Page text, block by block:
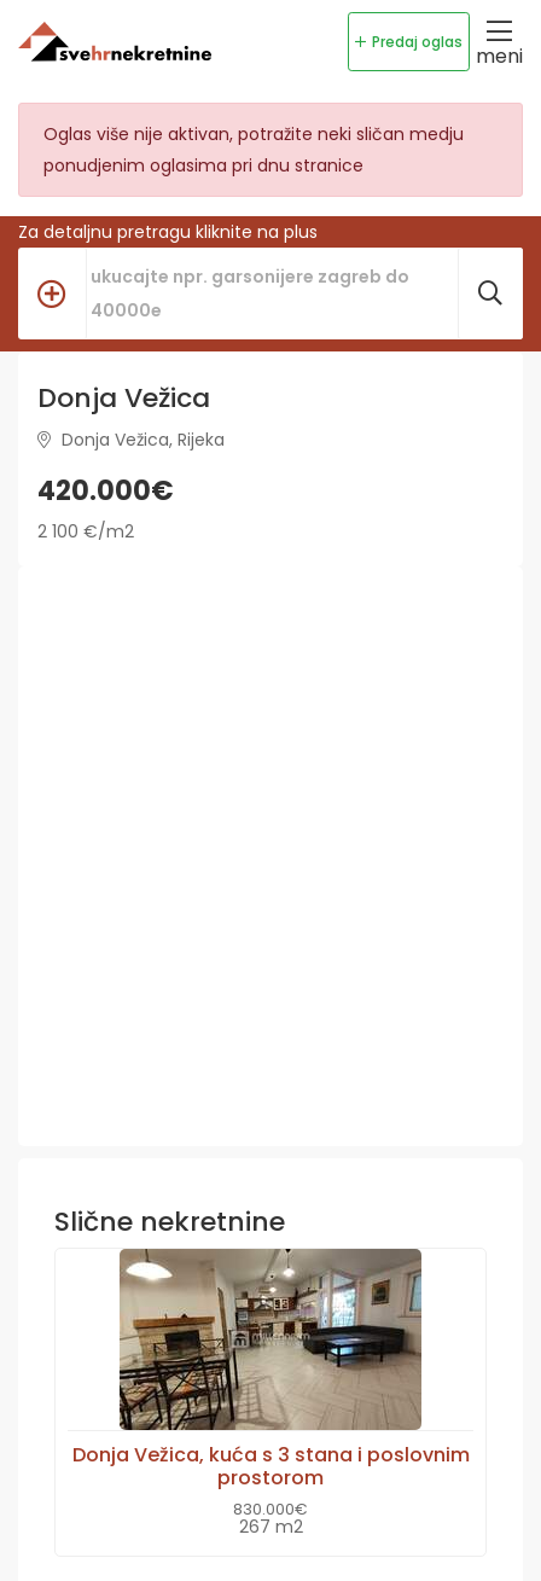
Predaj oglas
meni
Oglas više nije aktivan, potražite neki sličan medju
ponudjenim oglasima pri dnu stranice
Za detaljnu pretragu kliknite na plus
Donja Vežica
Donja Vežica, Rijeka
420.000€
2 100 €/m2
Slične nekretnine
Donja Vežica, kuća s 3 stana i poslovnim
prostorom
830.000€
267 m2